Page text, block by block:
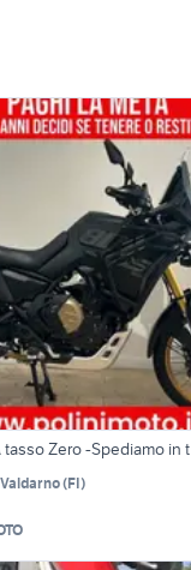
tasso Zero -Spediamo in t
(FI)